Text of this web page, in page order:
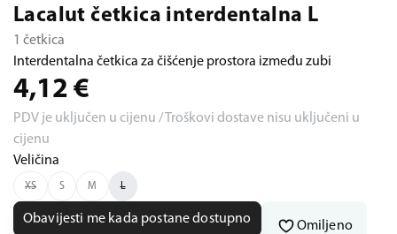
Lacalut četkica interdentalna L
1 četkica
Interdentalna četkica za čišćenje prostora između zubi
4,12 €
PDV je uključen u cijenu / Troškovi dostave nisu uključeni u
cijenu
Veličina
XS S M L
Obavijesti me kada postane dostupno
Omiljeno